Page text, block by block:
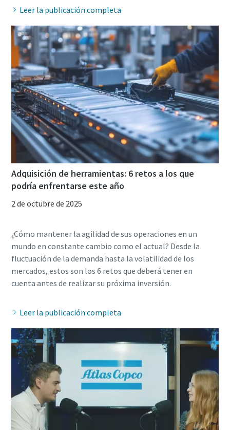
Leer la publicación completa
Adquisición de herramientas: 6 retos a los que
podría enfrentarse este año
2 de octubre de 2025
¿Cómo mantener la agilidad de sus operaciones en un
mundo en constante cambio como el actual? Desde la
fluctuación de la demanda hasta la volatilidad de los
mercados, estos son los 6 retos que deberá tener en
Leer la publicación completa